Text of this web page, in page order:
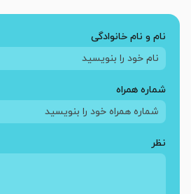
نام و نام خانوادگی
شماره همراه
نظر